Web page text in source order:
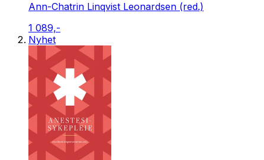
Ann-Chatrin Linqvist Leonardsen (red.)
1 089,-
Nyhet